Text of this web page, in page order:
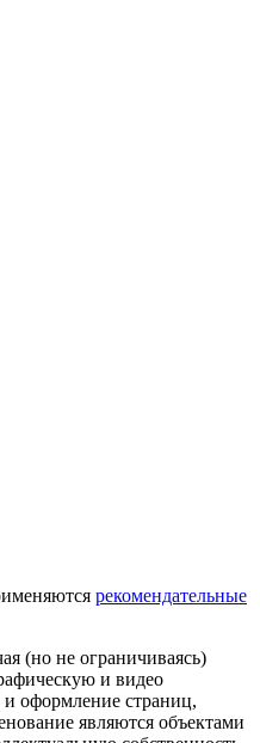
рекомендательные
(но не ограничиваясь)
и видео
оформление страниц,
являются объектами